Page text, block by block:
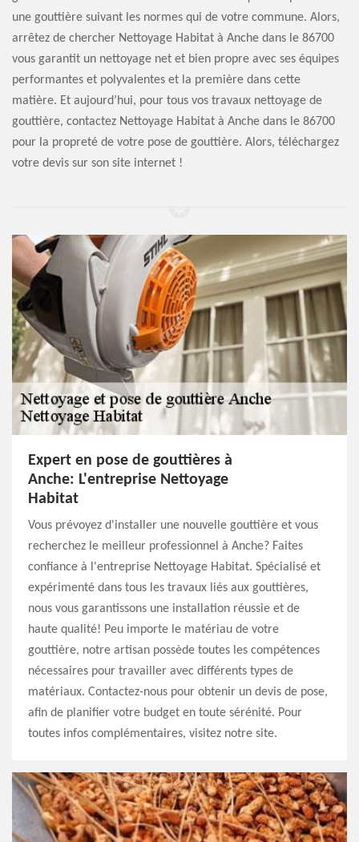
une gouttière suivant les normes qui de votre commune. Alors,
arrêtez de chercher Nettoyage Habitat à Anche dans le 86700
vous garantit un nettoyage net et bien propre avec ses équipes
performantes et polyvalentes et la première dans cette
matière. Et aujourd’hui, pour tous vos travaux nettoyage de
gouttière, contactez Nettoyage Habitat à Anche dans le 86700
pour la propreté de votre pose de gouttière. Alors, téléchargez
votre devis sur son site internet !
Expert en pose de gouttières à
Anche: L'entreprise Nettoyage
Habitat
Vous prévoyez d'installer une nouvelle gouttière et vous
recherchez le meilleur professionnel à Anche? Faites
confiance à l'entreprise Nettoyage Habitat. Spécialisé et
expérimenté dans tous les travaux liés aux gouttières,
nous vous garantissons une installation réussie et de
haute qualité! Peu importe le matériau de votre
gouttière, notre artisan possède toutes les compétences
nécessaires pour travailler avec différents types de
matériaux. Contactez-nous pour obtenir un devis de pose,
afin de planifier votre budget en toute sérénité. Pour
toutes infos complémentaires, visitez notre site.